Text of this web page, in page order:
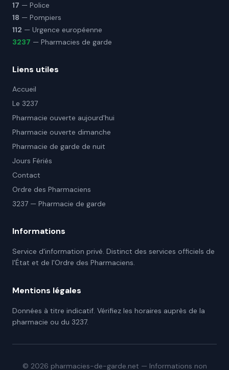
17 — Police
18 — Pompiers
112 — Urgence européenne
3237 — Pharmacies de garde
Liens utiles
Accueil
Le 3237
Pharmacie ouverte aujourd'hui
Pharmacie ouverte dimanche
Pharmacie de garde de nuit
Jours Fériés
Contact
Ordre des Pharmaciens
3237 — Pharmacie de garde
Informations
Service d'information privé. Distinct des services officiels de
l'État et de l'Ordre des Pharmaciens.
Mentions légales
Données à titre indicatif. Vérifiez les horaires auprès de la
pharmacie ou du 3237.
© 2026 pharmacies-de-garde.net — Informations non